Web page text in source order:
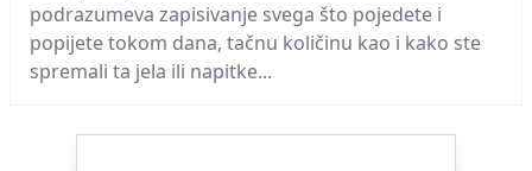
podrazumeva zapisivanje svega što pojedete i
popijete tokom dana, tačnu količinu kao i kako ste
spremali ta jela ili napitke...